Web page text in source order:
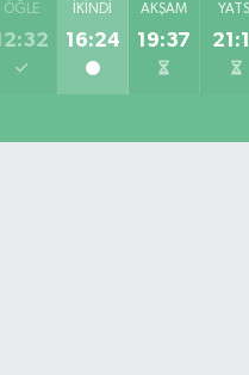
ÖĞLE İKINDI
16:24
AKŞAM
19:37
YATSI